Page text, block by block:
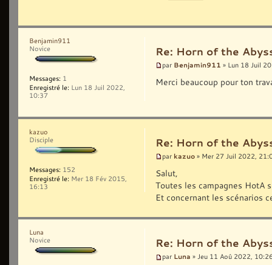
Re: Horn of the
par Benjamin911 » Lun 18 Juil
Merci beaucoup pour ton
Benjamin911
Novice
Messages: 1
Enregistré le: Lun 18 Juil 2022,
10:37
Re: Horn of the
par kazuo » Mer 27 Juil 2022,
Salut,
Toutes les campagnes HotA
Et concernant les scénarios
kazuo
Disciple
Messages: 152
Enregistré le: Mer 18 Fév 2015,
16:13
Re: Horn of the
par Luna » Jeu 11 Aoû 2022,
Luna
Novice